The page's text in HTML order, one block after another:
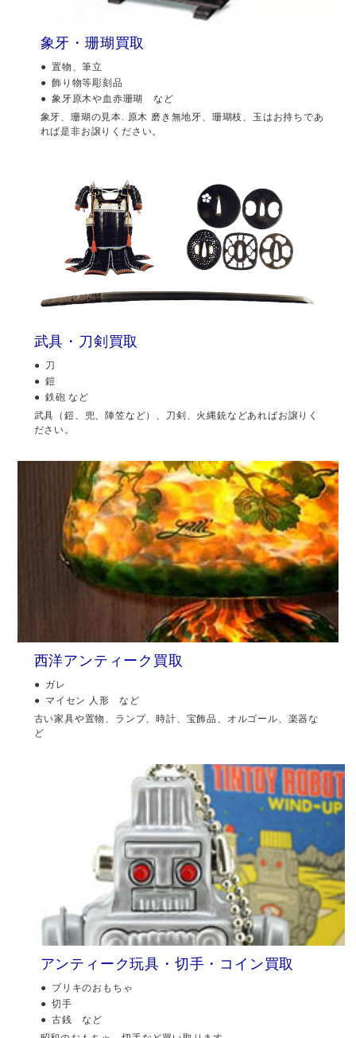
象牙・珊瑚買取
置物、筆立
飾り物等彫刻品
象牙原木や血赤珊瑚 など
象牙、珊瑚の見本. 原木 磨き無地牙、珊瑚枝、玉はお持ちであ
れば是非お譲りください。
武具・刀剣買取
刀
鎧
鉄砲 など
武具（鎧、兜、陣笠など）、刀剣、火縄銃などあればお譲りく
ださい。
西洋アンティーク買取
ガレ
マイセン 人形 など
古い家具や置物、ランプ、時計、宝飾品、オルゴール、楽器な
ど
アンティーク玩具・切手・コイン買取
ブリキのおもちゃ
切手
古銭 など